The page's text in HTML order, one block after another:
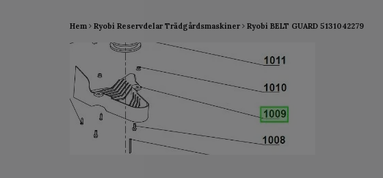
Hem Ryobi Reservdelar Trädgårdsmaskiner Ryobi BELT GUARD 5131042279